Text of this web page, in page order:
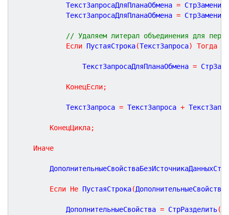
			ТекстЗапросаДляПланаОбмена
= СтрЗаменить
			ТекстЗапросаДляПланаОбмена
= СтрЗаменить
// Удаляем литерал объединения для
Если ПустаяСтрока(ТекстЗапроса) Тогда
				ТекстЗапросаДляПланаОбмена
=
КонецЕсли;
			ТекстЗапроса
= ТекстЗапроса +
КонецЦикла;
Иначе
Если Не ПустаяСтрока(
			ДополнительныеСвойства
= СтрРазделить(